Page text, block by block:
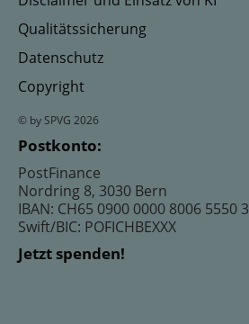
Qualitätssicherung
Datenschutz
Copyright
© by SPVG 2026
Postkonto:
PostFinance
Nordring 8, 3030 Bern
IBAN: CH65 0900 0000 8006 5550 3
Swift/BIC: POFICHBEXXX
Jetzt spenden!